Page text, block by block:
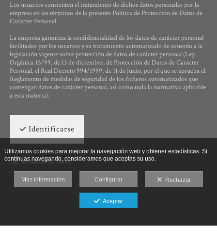
Los usuarios consienten el tratamiento de dichos datos personales por la
empresa en los términos de la presente Política de Protección de Datos de
Carácter Personal.
La empresa garantiza la confidencialidad de los datos de carácter personal
facilitados por los usuarios y su tratamiento automatizado de acuerdo a la
legislación vigente sobre protección de datos de carácter personal (Ley
Orgánica 15/99, de 13 de diciembre, de Protección de Datos de Carácter
Personal, el Real Decreto 994/1999, de 11 de junio, por el que se aprueba el
Reglamento de medidas de seguridad de los ficheros automatizados que
contengan datos de carácter personal, así como toda la normativa aplicable
a esta materia).
Identificarse
He olvidado la clave
Utilizamos cookies para mejorar la navegación web y obtener estadísticas. Si
continuas navegando, consideramos que aceptas su uso.
Más información Configurar Rechazar
Aceptar